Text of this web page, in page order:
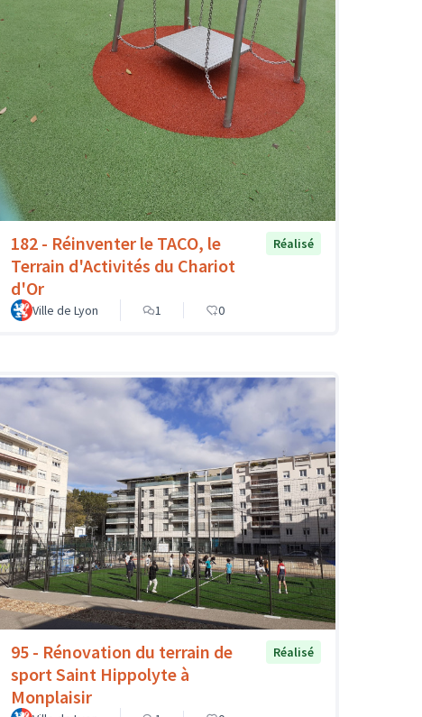
182 - Réinventer le TACO, le
Terrain d'Activités du Chariot
d'Or
Réalisé
Ville de Lyon 1 0
95 - Rénovation du terrain de
sport Saint Hippolyte à
Monplaisir
Réalisé